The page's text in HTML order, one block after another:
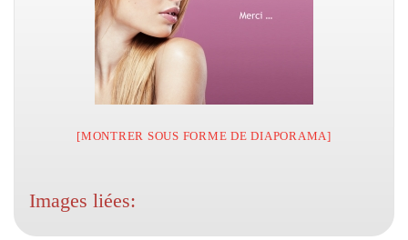
[MONTRER SOUS FORME DE DIAPORAMA]
Images liées: